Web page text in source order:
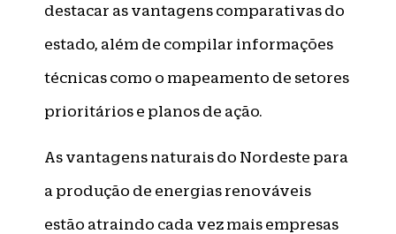
destacar as vantagens comparativas do
estado, além de compilar informações
técnicas como o mapeamento de setores
prioritários e planos de ação.
As vantagens naturais do Nordeste para
a produção de energias renováveis
estão atraindo cada vez mais empresas